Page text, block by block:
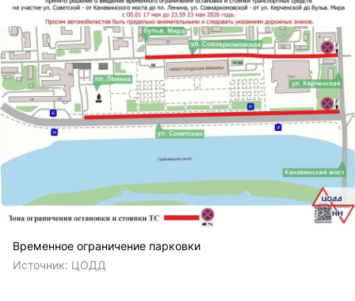
Временное ограничение парковки
Источник: ЦОДД